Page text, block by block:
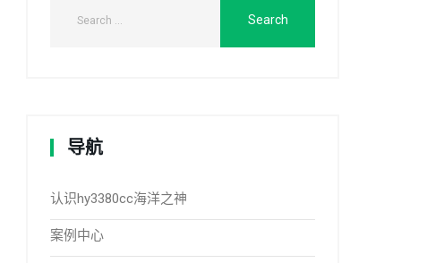
导航
认识hy3380cc海洋之神
案例中心